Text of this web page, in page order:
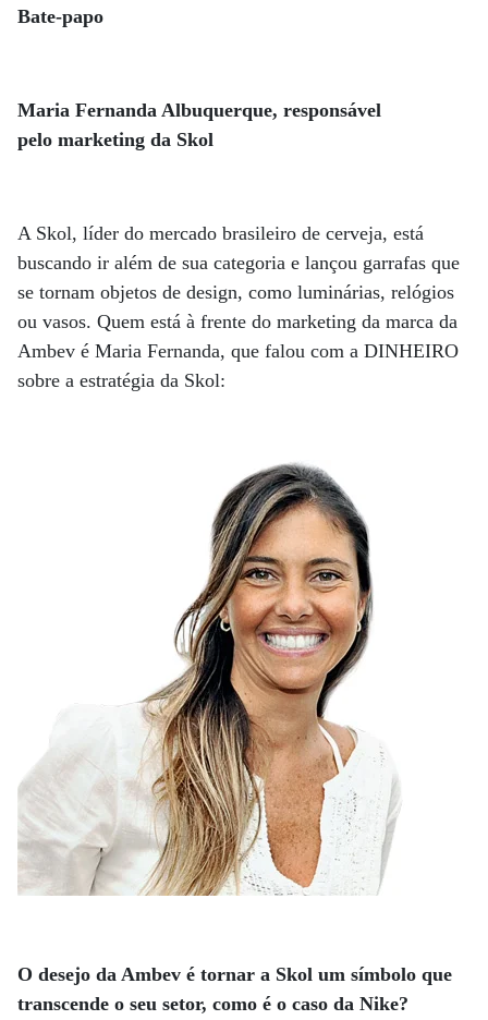
Bate-papo
Maria Fernanda Albuquerque, responsável
pelo marketing da Skol
A Skol, líder do mercado brasileiro de cerveja, está
buscando ir além de sua categoria e lançou garrafas que
se tornam objetos de design, como luminárias, relógios
ou vasos. Quem está à frente do marketing da marca da
Ambev é Maria Fernanda, que falou com a DINHEIRO
sobre a estratégia da Skol:
O desejo da Ambev é tornar a Skol um símbolo que
transcende o seu setor, como é o caso da Nike?